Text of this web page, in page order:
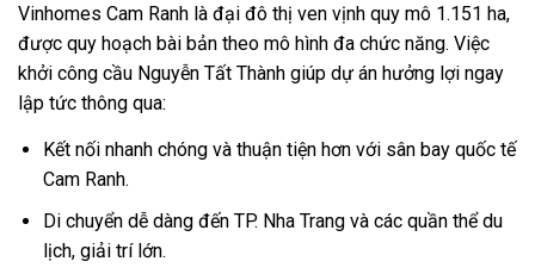
Vinhomes Cam Ranh là đại đô thị ven vịnh quy mô 1.151 ha,
được quy hoạch bài bản theo mô hình đa chức năng. Việc
khởi công cầu Nguyễn Tất Thành giúp dự án hưởng lợi ngay
lập tức thông qua:
Kết nối nhanh chóng và thuận tiện hơn với sân bay quốc tế
Cam Ranh.
Di chuyển dễ dàng đến TP. Nha Trang và các quần thể du
lịch, giải trí lớn.